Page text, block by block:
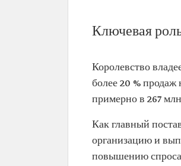
Ключевая
Королевство
более 20 %
примерно в 267
Как главный
организацию и
повышению